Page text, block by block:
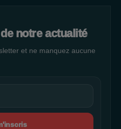
notre actualité
et ne manquez aucune